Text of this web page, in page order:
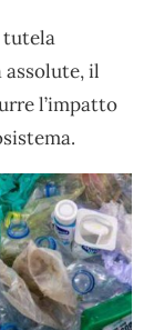
tutela
il
l’impatto